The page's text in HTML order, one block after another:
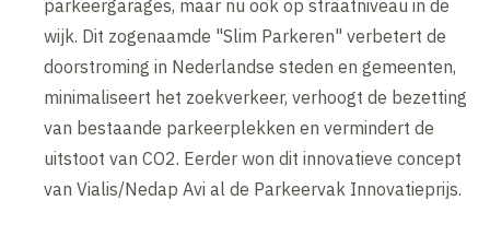
parkeergarages, maar nu ook op straatniveau in de
wijk. Dit zogenaamde "Slim Parkeren" verbetert de
doorstroming in Nederlandse steden en gemeenten,
minimaliseert het zoekverkeer, verhoogt de bezetting
van bestaande parkeerplekken en vermindert de
uitstoot van CO2. Eerder won dit innovatieve concept
van Vialis/Nedap Avi al de Parkeervak Innovatieprijs.